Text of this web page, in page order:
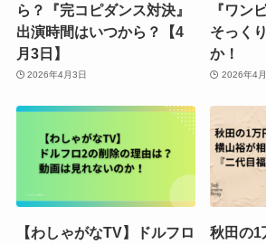
ら？『完コピダンス対決』
出演時間はいつから？【4
月3日】
2026年4月3日
『ワン
そっく
か！
2026年4
【わしゃがなTV】ドルフロ
秋田の1